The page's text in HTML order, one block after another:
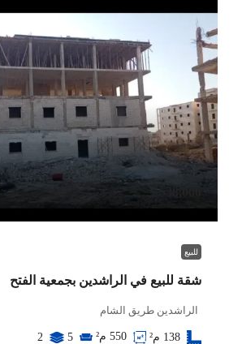
للبيع
شقة للبيع في الراشدين بجمعية الفتح
الراشدين طريق الشام
138 م² 550 م² 5
2